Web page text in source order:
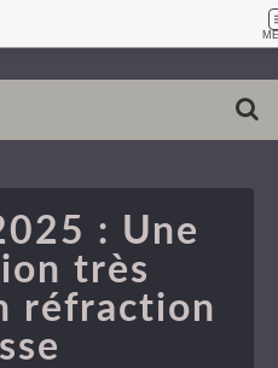
: Une
très
réfraction